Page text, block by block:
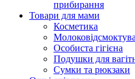
прибирання
Товари для мами
Косметика
Особиста гігієна
Подушки для
Сумки та рюкзаки